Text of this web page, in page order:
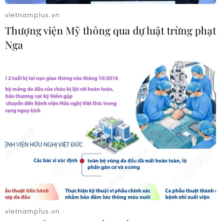
Libya tiến gần hơn tới mục tiêu khai
thác 2 triệu thùng dầu mỗi ngày
Những tư duy mới về
phát triển quốc gia biển mạnh
Canada, Mỹ đàm phán thỏa thuận
thương mại tạm thời nhằm hạ nhiệt
căng thẳng
vietnamplus.vn
Thượng viện Mỹ thông qua dự luật trừng phạt
Nga
vietnamplus.vn